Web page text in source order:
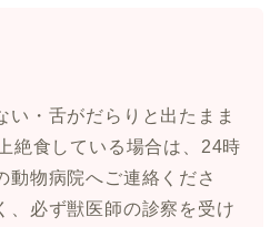
い・舌がだらりと出たまま
絶食している場合は、24時
動物病院へご連絡くださ
、必ず獣医師の診察を受け